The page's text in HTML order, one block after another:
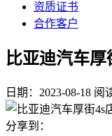
资质证书
合作客户
比亚迪汽车厚
日期：2023-08-18 阅
分享到：